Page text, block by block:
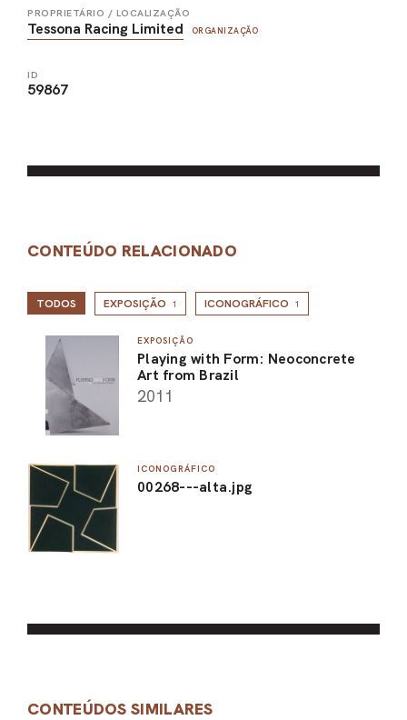
PROPRIETÁRIO / LOCALIZAÇÃO
Tessona Racing Limited ORGANIZAÇÃO
ID
59867
CONTEÚDO RELACIONADO
TODOS EXPOSIÇÃO 1 ICONOGRÁFICO 1
EXPOSIÇÃO
Playing with Form: Neoconcrete
Art from Brazil
2011
ICONOGRÁFICO
00268---alta.jpg
CONTEÚDOS SIMILARES